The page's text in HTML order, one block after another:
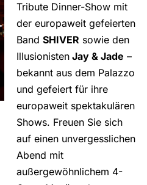
Tribute Dinner-Show mit
der europaweit gefeierten
Band SHIVER sowie den
Illusionisten Jay & Jade –
bekannt aus dem Palazzo
und gefeiert für ihre
europaweit spektakulären
Shows. Freuen Sie sich
auf einen unvergesslichen
Abend mit
außergewöhnlichem 4-